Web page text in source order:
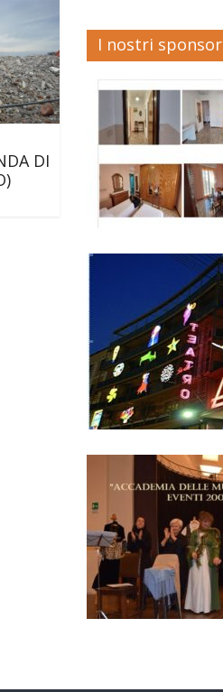
DI
I nostri sponsor